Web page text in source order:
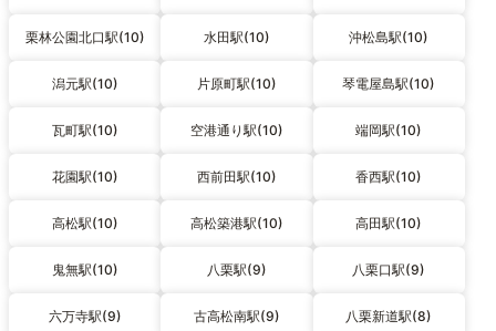
栗林公園北口駅(10) 水田駅(10) 沖松島駅(10)
潟元駅(10) 片原町駅(10) 琴電屋島駅(10)
瓦町駅(10) 空港通り駅(10) 端岡駅(10)
花園駅(10) 西前田駅(10) 香西駅(10)
高松駅(10) 高松築港駅(10) 高田駅(10)
鬼無駅(10) 八栗駅(9) 八栗口駅(9)
六万寺駅(9) 古高松南駅(9) 八栗新道駅(8)